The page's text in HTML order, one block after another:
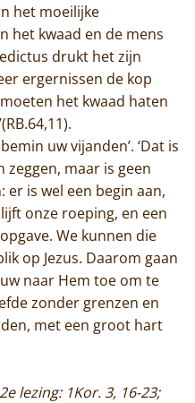
het moeilijke
het kwaad en de mens
drukt het zijn
ergernissen de kop
het kwaad haten
uw vijanden’. ‘Dat is
maar is geen
er is wel een begin aan,
onze roeping, en een
We kunnen die
op Jezus. Daarom gaan
naar Hem toe om te
zonder grenzen en
met een groot hart
lezing: 1Kor. 3, 16-23;